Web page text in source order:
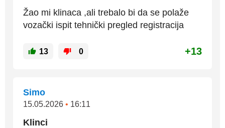
Žao mi klinaca ,ali trebalo bi da se polaže
vozački ispit tehnički pregled registracija
13 0 +13
Simo
15.05.2026 • 16:11
Klinci